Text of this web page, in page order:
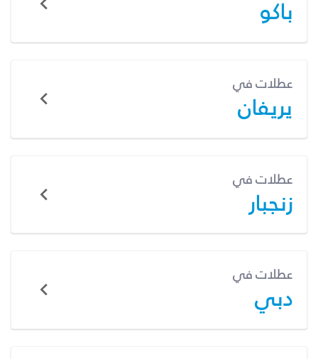
باكو
عطلات في
يريفان
عطلات في
زنجبار
عطلات في
دبي